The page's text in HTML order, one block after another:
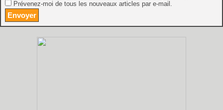
Prévenez-moi de tous les nouveaux articles par e-mail.